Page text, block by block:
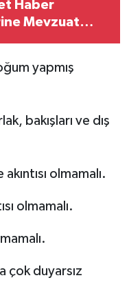
Haber
Mevzuat
yapmış
bakışları ve dış
olmamalı.
olmamalı.
çok duyarsız